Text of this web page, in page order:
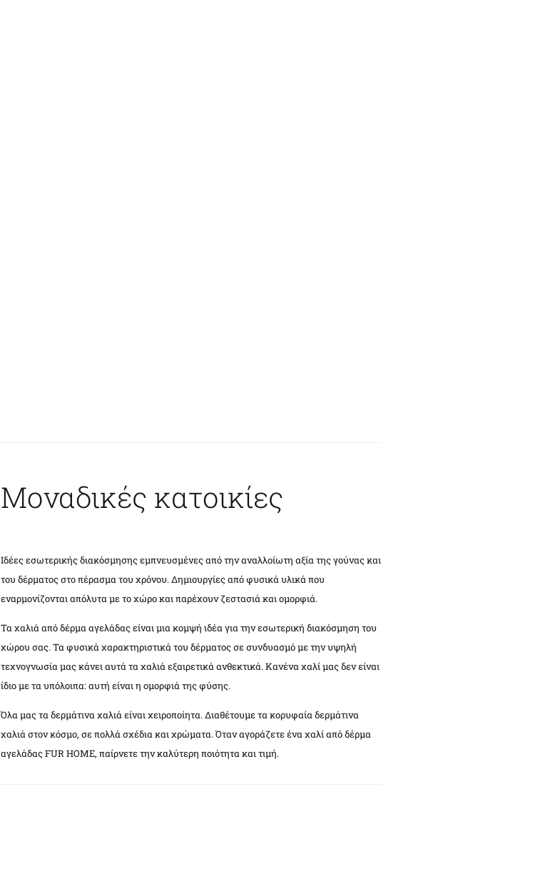
Μοναδικές κατοικίες
Ιδέες εσωτερικής διακόσμησης εμπνευσμένες από την αναλλοίωτη αξία της γούνας και
του δέρματος στο πέρασμα του χρόνου. Δημιουργίες από φυσικά υλικά που
εναρμονίζονται απόλυτα με το χώρο και παρέχουν ζεστασιά και ομορφιά.
Τα χαλιά από δέρμα αγελάδας είναι μια κομψή ιδέα για την εσωτερική διακόσμηση του
χώρου σας. Τα φυσικά χαρακτηριστικά του δέρματος σε συνδυασμό με την υψηλή
τεχνογνωσία μας κάνει αυτά τα χαλιά εξαιρετικά ανθεκτικά. Κανένα χαλί μας δεν είναι
ίδιο με τα υπόλοιπα: αυτή είναι η ομορφιά της φύσης.
Όλα μας τα δερμάτινα χαλιά είναι χειροποίητα. Διαθέτουμε τα κορυφαία δερμάτινα
χαλιά στον κόσμο, σε πολλά σχέδια και χρώματα. Όταν αγοράζετε ένα χαλί από δέρμα
αγελάδας FUR HOME, παίρνετε την καλύτερη ποιότητα και τιμή.